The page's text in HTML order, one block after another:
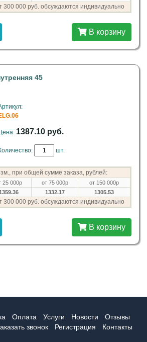
300 000 руб. обсуждаются индивидуально
В корзину
45
1387.10 руб.
шт.
при общей сумме заказа, рублей:
25 000р от 75 000р
от 150 000р
1332.17 1305.53
300 000 руб. обсуждаются индивидуально
В корзину
Оплата Услуги Новости
Отзывы
звонок Регистрация Контакты